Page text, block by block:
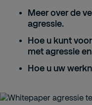
Meer over de
agressie.
Hoe u kunt
met agressie
Hoe u uw